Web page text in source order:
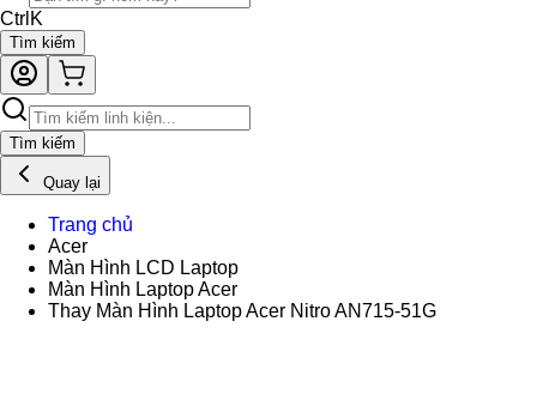
Ctrl K
Tìm kiếm
Tìm kiếm
Quay lại
Trang chủ
Acer
Màn Hình LCD Laptop
Màn Hình Laptop Acer
Thay Màn Hình Laptop Acer Nitro AN715-51G